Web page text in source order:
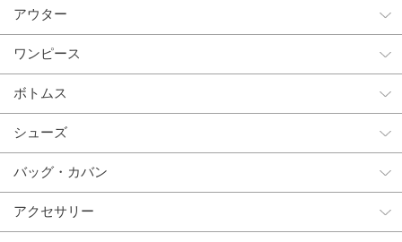
アウター
ワンピース
ボトムス
シューズ
バッグ・カバン
アクセサリー